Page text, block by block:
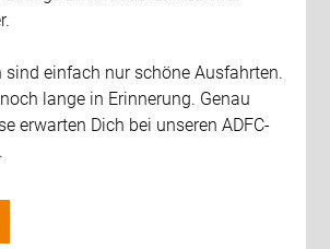
sind einfach nur schöne Ausfahrten.
lange in Erinnerung. Genau
erwarten Dich bei unseren ADFC-